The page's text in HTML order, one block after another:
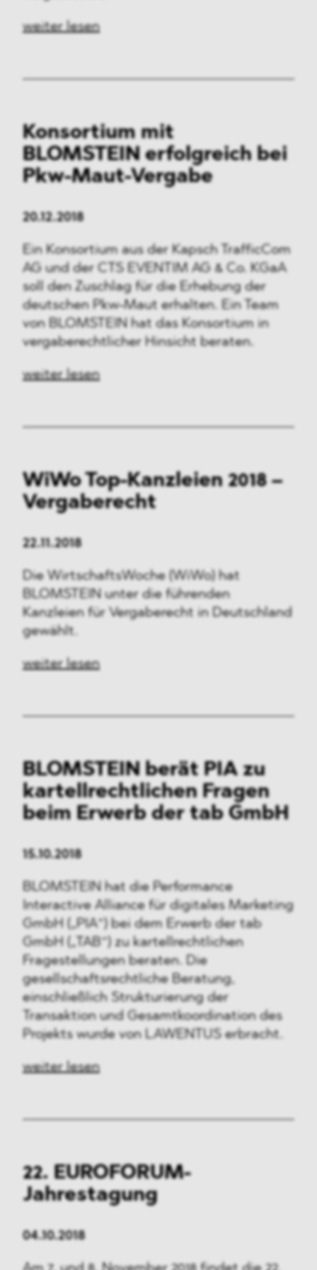
Verteidigung & Sicherheit
Industrie
Pharma & Healthcare
Energie
Allgemeines
weiter lesen
Konsortium mit
BLOMSTEIN erfolgreich bei
Pkw-Maut-Vergabe
20.12.2018
Ein Konsortium aus der Kapsch TrafficCom
AG und der CTS EVENTIM AG & Co. KGaA
soll den Zuschlag für die Erhebung der
deutschen Pkw-Maut erhalten. Ein Team
von BLOMSTEIN hat das Konsortium in
vergaberechtlicher Hinsicht beraten.
weiter lesen
WiWo Top-Kanzleien 2018 –
Vergaberecht
22.11.2018
Die WirtschaftsWoche (WiWo) hat
BLOMSTEIN unter die führenden
Kanzleien für Vergaberecht in Deutschland
gewählt.
weiter lesen
BLOMSTEIN berät PIA zu
kartellrechtlichen Fragen
beim Erwerb der tab GmbH
15.10.2018
BLOMSTEIN hat die Performance
Interactive Alliance für digitales Marketing
GmbH („PIA“) bei dem Erwerb der tab
GmbH („TAB“) zu kartellrechtlichen
Fragestellungen beraten. Die
gesellschaftsrechtliche Beratung,
einschließlich Strukturierung der
Transaktion und Gesamtkoordination des
Projekts wurde von LAWENTUS erbracht.
weiter lesen
22. EUROFORUM-
Jahrestagung
04.10.2018